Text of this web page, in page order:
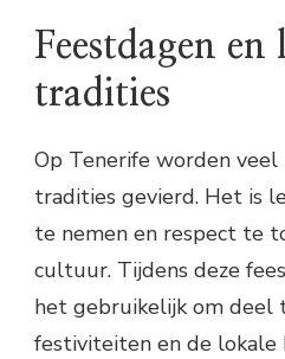
Feestdagen en
tradities
Op Tenerife worden
tradities gevierd. Het is
te nemen en respect te
cultuur. Tijdens deze
het gebruikelijk om deel
festiviteiten en de lokale